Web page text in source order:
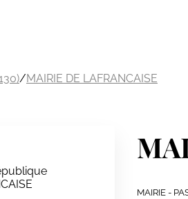
/MAIRIE DE LAFRANCAISE
MAIRIE -